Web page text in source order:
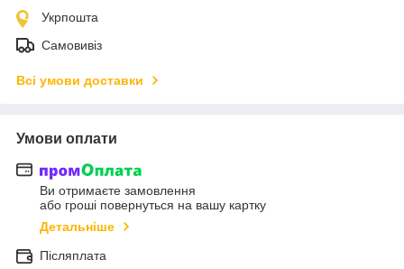
Укрпошта
Самовивіз
Всі умови доставки
Умови оплати
Ви отримаєте замовлення
або гроші повернуться на вашу картку
Детальніше
Післяплата